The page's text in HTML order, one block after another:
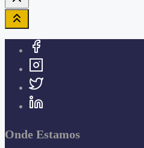
Onde Estamos